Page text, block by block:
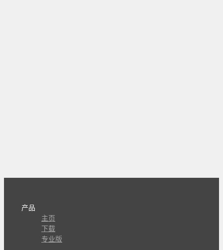
产品
主页
下载
专业版